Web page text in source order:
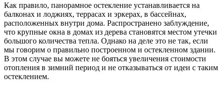
Как правило, панорамное остекление устанавливается на
балконах и лоджиях, террасах и эркерах, в бассейнах,
расположенных внутри дома. Распространено заблуждение,
что крупные окна в домах из дерева становятся местом утечки
большого количества тепла. Однако на деле это не так, если
мы говорим о правильно построенном и остекленном здании.
В этом случае вы можете не бояться увеличения стоимости
отопления в зимний период и не отказываться от идеи с таким
остеклением.